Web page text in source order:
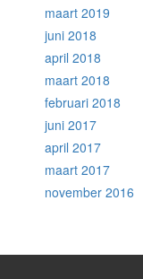
maart 2019
juni 2018
april 2018
maart 2018
februari 2018
juni 2017
april 2017
maart 2017
november 2016